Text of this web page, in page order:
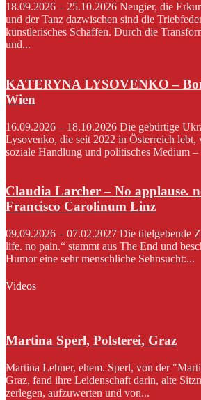
18.09.2026 – 25.10.2026 Neugier, die
und der Tanz dazwischen sind die
künstlerisches Schaffen. Durch die
und...
KATERYNA LYSOVENKO –
Wien
16.09.2026 – 18.10.2026 Die gebürtige
Lysovenko, die seit 2022 in Österreich lebt,
soziale Handlung und politisches Medium –
Claudia Larcher – No applause.
Francisco Carolinum Linz
09.09.2026 – 07.02.2027 Die titelgebende
life. no pain.“ stammt aus The End und
Humor eine sehr menschliche Sehnsucht:...
Videos
Martina Sperl, Polsterei, Graz
Martina Lehner, ehem. Sperl, von der
Graz, fand ihre Leidenschaft darin, alte
zerlegen, aufzuwerten und von...